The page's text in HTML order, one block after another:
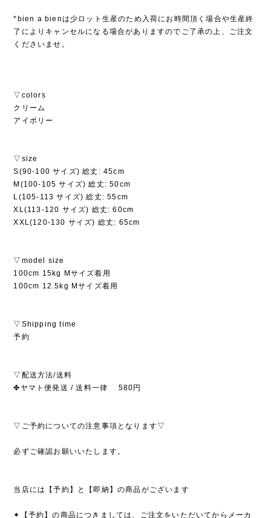
*bien a bienは少ロット生産のため入荷にお時間頂く場合や生産終
了によりキャンセルになる場合がありますのでご了承の上、ご注文
くださいませ。
▽colors
クリーム
アイボリー
▽size
S(90-100 サイズ) 総丈: 45cm
M(100-105 サイズ) 総丈: 50cm
L(105-113 サイズ) 総丈: 55cm
XL(113-120 サイズ) 総丈: 60cm
XXL(120-130 サイズ) 総丈: 65cm
▽model size
100cm 15kg Mサイズ着用
100cm 12.5kg Mサイズ着用
▽Shipping time
予約
▽配送方法/送料
✤ヤマト便発送 / 送料一律 580円
▽ご予約についての注意事項となります▽
必ずご確認お願いいたします。
当店には【予約】と【即納】の商品がございます
✦【予約】の商品につきましては、ご注文をいただいてからメーカ